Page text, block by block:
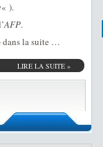
« ).
AFP.
dans la suite …
LIRE LA SUITE »